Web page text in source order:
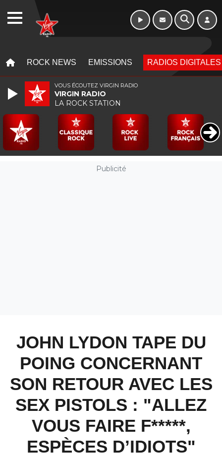
ROCK NEWS EMISSIONS RADIOS DIGITALES
Publicité
JOHN LYDON TAPE DU
POING CONCERNANT
SON RETOUR AVEC LES
SEX PISTOLS : "ALLEZ
VOUS FAIRE F*****,
ESPÈCES D’IDIOTS"
VOUS ÉCOUTEZ VIRGIN RADIO
VIRGIN RADIO
LA ROCK STATION
WEBRADIO Week-end de 06h
à 12h